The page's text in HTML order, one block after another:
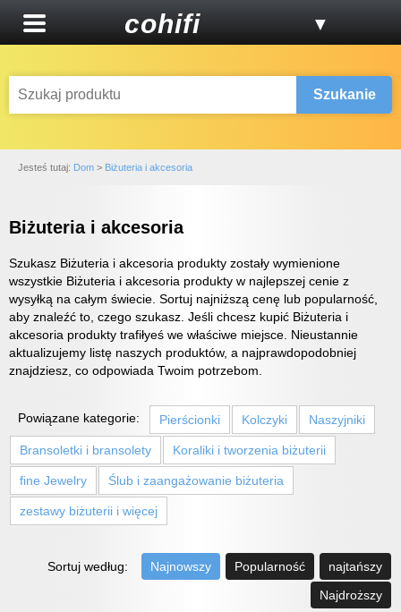
cohifi ▼
Szukanie
Jesteś tutaj: Dom > Biżuteria i akcesoria
Biżuteria i akcesoria
Szukasz Biżuteria i akcesoria produkty zostały wymienione
wszystkie Biżuteria i akcesoria produkty w najlepszej cenie z
wysyłką na całym świecie. Sortuj najniższą cenę lub popularność,
aby znaleźć to, czego szukasz. Jeśli chcesz kupić Biżuteria i
akcesoria produkty trafiłyeś we właściwe miejsce. Nieustannie
aktualizujemy listę naszych produktów, a najprawdopodobniej
znajdziesz, co odpowiada Twoim potrzebom.
Powiązane kategorie: Pierścionki Kolczyki Naszyjniki
Bransoletki i bransolety Koraliki i tworzenia biżuterii
fine Jewelry Ślub i zaangażowanie biżuteria
zestawy biżuterii i więcej
Sortuj według: Najnowszy Popularność
najtańszy
Najdroższy